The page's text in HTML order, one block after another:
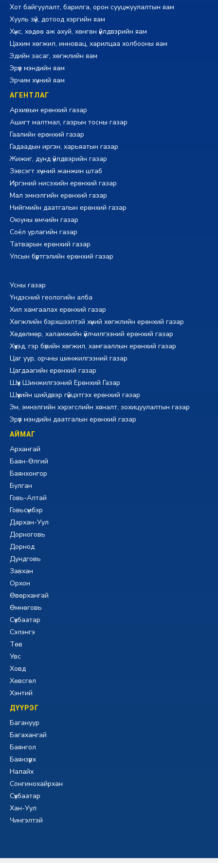
Хот байгуулалт, барилга, орон сууцжуулалтын яам
Хууль зүй, дотоод хэргийн яам
Хүнс, хөдөө аж ахуй, хөнгөн үйлдвэрийн яам
Цахим хөгжил, инновац, харилцаа холбооны яам
Эдийн засаг, хөгжлийн яам
Эрүүл мэндийн яам
Эрчим хүчний яам
АГЕНТЛАГ
Архивын ерөнхий газар
Ашигт малтмал, газрын тосны газар
Гаалийн ерөнхий газар
Гадаадын иргэн, харьяатын газар
Жижиг, дунд үйлдвэрийн газар
Зэвсэгт хүчний жанжин штаб
Иргэний нисэхийн ерөнхий газар
Мал эмнэлгийн ерөнхий газар
Нийгмийн даатгалын ерөнхий газар
Оюуны өмчийн газар
Соёл урлагийн газар
Татварын ерөнхий газар
Улсын бүртгэлийн ерөнхий газар
Усны газар
Үндэсний геологийн алба
Хил хамгаалах ерөнхий газар
Хөгжлийн бэрхшээлтэй хүний хөгжлийн ерөнхий газар
Хөдөлмөр, халамжийн үйлчилгээний ерөнхий газар
Хүүхэд, гэр бүлийн хөгжил, хамгааллын ерөнхий газар
Цаг уур, орчны шинжилгээний газар
Цагдаагийн ерөнхий газар
Шүүх Шинжилгээний Ерөнхий Газар
Шүүхийн шийдвэр гүйцэтгэх ерөнхий газар
Эм, эмнэлгийн хэрэгслийн хяналт, зохицуулалтын газар
Эрүүл мэндийн даатгалын ерөнхий газар
АЙМАГ
Архангай
Баян-Өлгий
Баянхонгор
Булган
Говь-Алтай
Говьсүмбэр
Дархан-Уул
Дорноговь
Дорнод
Дундговь
Завхан
Орхон
Өвөрхангай
Өмнөговь
Сүхбаатар
Сэлэнгэ
Төв
Увс
Ховд
Хөвсгөл
Хэнтий
ДҮҮРЭГ
Багануур
Багахангай
Баянгол
Баянзүрх
Налайх
Сонгинохайрхан
Сүхбаатар
Хан-Уул
Чингэлтэй